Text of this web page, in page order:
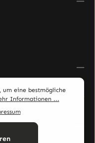
um eine bestmögliche
Informationen ...